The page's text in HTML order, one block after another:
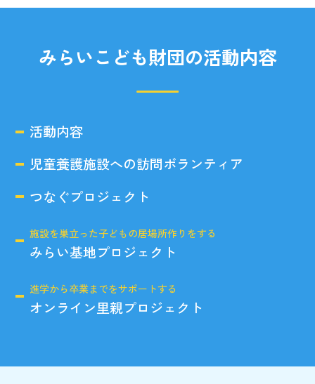
みらいこども財団の活動内容
活動内容
児童養護施設への訪問ボランティア
つなぐプロジェクト
施設を巣立った子どもの居場所作りをする
みらい基地プロジェクト
進学から卒業までをサポートする
オンライン里親プロジェクト